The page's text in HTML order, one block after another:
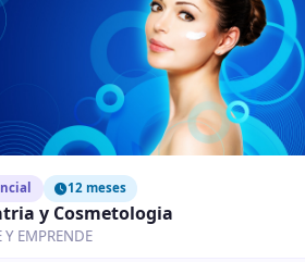
12 meses
y Cosmetologia
Y EMPRENDE